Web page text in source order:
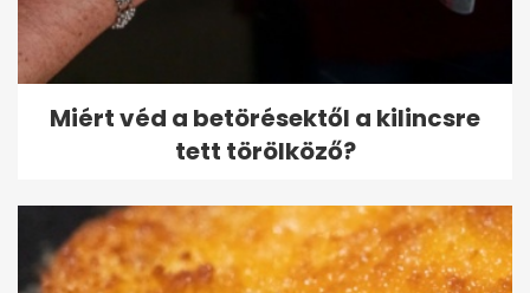
Miért véd a betörésektől a kilincsre
tett törölköző?